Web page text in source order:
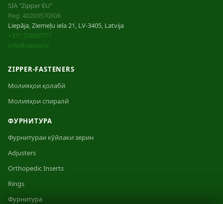
SIA "Zipper EU"
Reg: 40203570806
Liepāja, Ziemeļu iela 21, LV-3405, Latvija
+371 23883777
info@zipper.lv
ZIPPER-FASTENERS
Молияҳои қолабӣ
Молияҳои спиралӣ
ФУРНИТУРА
Фурнитураи кӯйлаки зерин
Adjusters
Orthopedic Inserts
Rings
Фурнитура